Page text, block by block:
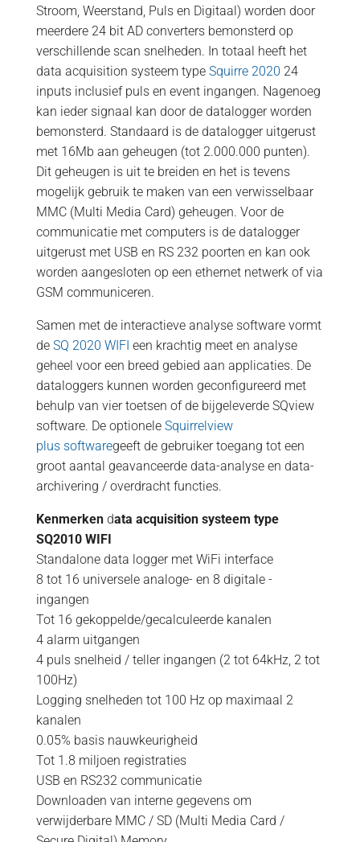
Stroom, Weerstand, Puls en Digitaal) worden door
meerdere 24 bit AD converters bemonsterd op
verschillende scan snelheden. In totaal heeft het
data acquisition systeem type Squirre 2020 24
inputs inclusief puls en event ingangen. Nagenoeg
kan ieder signaal kan door de datalogger worden
bemonsterd. Standaard is de datalogger uitgerust
met 16Mb aan geheugen (tot 2.000.000 punten).
Dit geheugen is uit te breiden en het is tevens
mogelijk gebruik te maken van een verwisselbaar
MMC (Multi Media Card) geheugen. Voor de
communicatie met computers is de datalogger
uitgerust met USB en RS 232 poorten en kan ook
worden aangesloten op een ethernet netwerk of via
GSM communiceren.
Samen met de interactieve analyse software vormt
de SQ 2020 WIFI een krachtig meet en analyse
geheel voor een breed gebied aan applicaties. De
dataloggers kunnen worden geconfigureerd met
behulp van vier toetsen of de bijgeleverde SQview
software. De optioneleSquirrelview
plus softwaregeeft de gebruiker toegang tot een
groot aantal geavanceerde data-analyse en data-
archivering / overdracht functies.
Kenmerkendata acquisition systeem type
SQ2010 WIFI
Standalone data logger met WiFi interface
8 tot 16 universele analoge- en 8 digitale -
ingangen
Tot 16 gekoppelde/gecalculeerde kanalen
4 alarm uitgangen
4 puls snelheid / teller ingangen (2 tot 64kHz, 2 tot
100Hz)
Logging snelheden tot 100 Hz op maximaal 2
kanalen
0.05% basis nauwkeurigheid
Tot 1.8 miljoen registraties
USB en RS232 communicatie
Downloaden van interne gegevens om
verwijderbare MMC / SD (Multi Media Card /